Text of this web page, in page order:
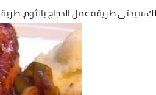
سيدتي طريقة عمل الدجاج بالثوم،